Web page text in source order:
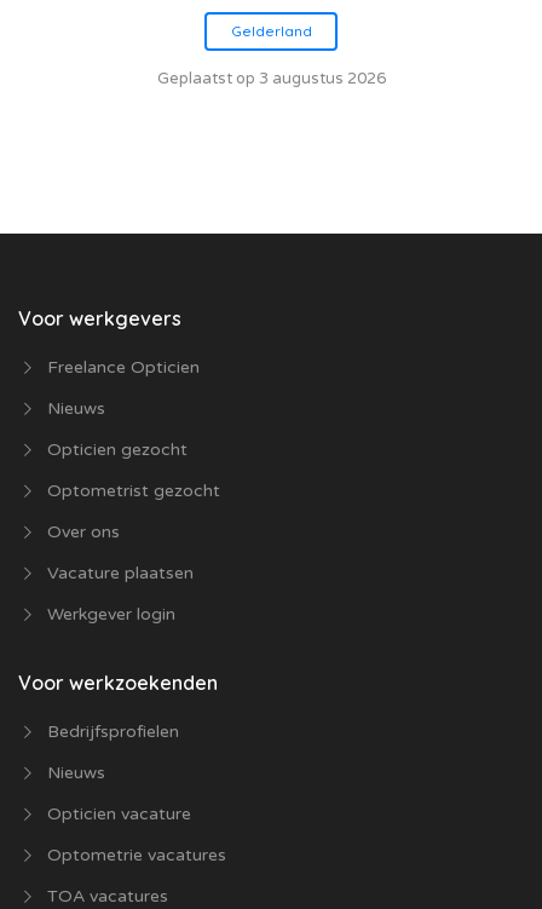
Gelderland
Geplaatst op 3 augustus 2026
Voor werkgevers
Freelance Opticien
Nieuws
Opticien gezocht
Optometrist gezocht
Over ons
Vacature plaatsen
Werkgever login
Voor werkzoekenden
Bedrijfsprofielen
Nieuws
Opticien vacature
Optometrie vacatures
TOA vacatures